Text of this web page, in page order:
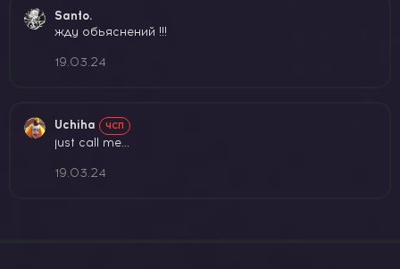
Santo.
жду обьяснений !!!
19.03.24
Uchiha ЧСП
just call me...
19.03.24